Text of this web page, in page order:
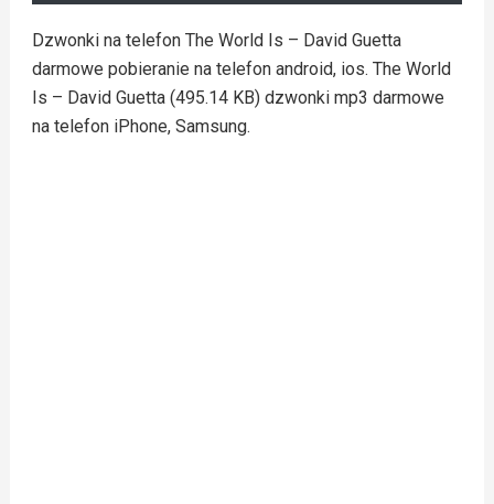
Dzwonki na telefon The World Is – David Guetta
darmowe pobieranie na telefon android, ios. The World
Is – David Guetta (495.14 KB) dzwonki mp3 darmowe
na telefon iPhone, Samsung.